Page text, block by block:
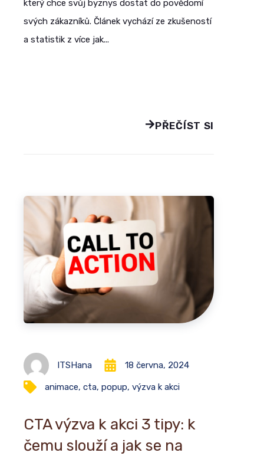
který chce svůj byznys dostat do povědomí
svých zákazníků. Článek vychází ze zkušeností
a statistik z více jak...
PŘEČÍST SI
ITSHana 18 června, 2024
animace, cta, popup, výzva k akci
CTA výzva k akci 3 tipy: k
čemu slouží a jak se na